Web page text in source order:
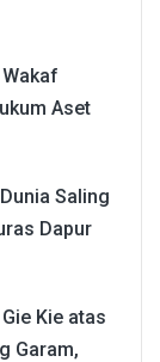
Aset
Saling
Dapur
Kie atas
Garam,